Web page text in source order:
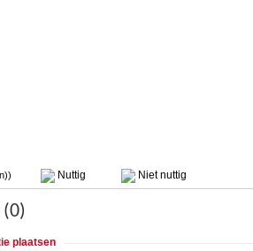
Nuttig Niet nuttig
plaatsen